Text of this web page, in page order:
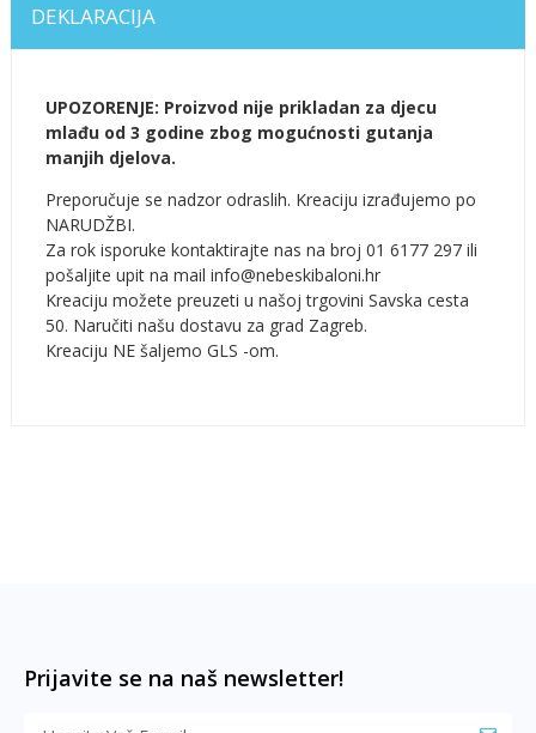
DEKLARACIJA
UPOZORENJE: Proizvod nije prikladan za djecu
mlađu od 3 godine zbog mogućnosti gutanja
manjih djelova.
Preporučuje se nadzor odraslih. Kreaciju izrađujemo po
NARUDŽBI.
Za rok isporuke kontaktirajte nas na broj 01 6177 297 ili
pošaljite upit na mail info@nebeskibaloni.hr
Kreaciju možete preuzeti u našoj trgovini Savska cesta
50. Naručiti našu dostavu za grad Zagreb.
Kreaciju NE šaljemo GLS -om.
Prijavite se na naš newsletter!